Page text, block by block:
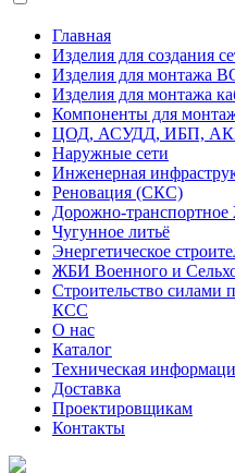
Главная
Изделия для создания
Изделия для монтажа
Изделия для монтажа
Компоненты для
ЦОД, АСУДД, ИБП,
Наружные сети
Инженерная
Реновация (СКС)
Дорожно-транспортное
Чугунное литьё
Энергетическое
ЖБИ Военного и
Строительство силами
КСС
О нас
Каталог
Техническая
Доставка
Проектировщикам
Контакты